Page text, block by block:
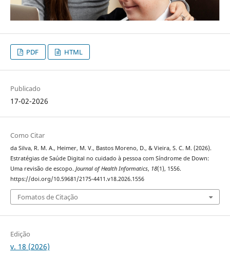
PDF HTML
Publicado
17-02-2026
Como Citar
da Silva, R. M. A., Heimer, M. V., Bastos Moreno, D., & Vieira, S. C. M. (2026).
Estratégias de Saúde Digital no cuidado à pessoa com Síndrome de Down:
Uma revisão de escopo. Journal of Health Informatics, 18(1), 1556.
https://doi.org/10.59681/2175-4411.v18.2026.1556
Fomatos de Citação
Edição
v. 18 (2026)